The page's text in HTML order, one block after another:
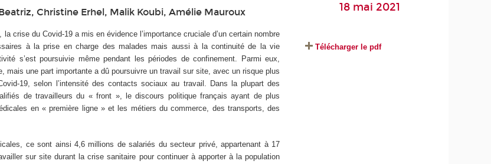
Christine Erhel, Malik Koubi, Amélie Mauroux
crise du Covid-19 a mis en évidence l’importance cruciale d’un certain nombre
à la prise en charge des malades mais aussi à la continuité de la vie
s’est poursuivie même pendant les périodes de confinement. Parmi eux,
mais une part importante a dû poursuivre un travail sur site, avec un risque plus
19, selon l’intensité des contacts sociaux au travail. Dans la plupart des
de travailleurs du « front », le discours politique français ayant de plus
en « première ligne » et les métiers du commerce, des transports, des
ce sont ainsi 4,6 millions de salariés du secteur privé, appartenant à 17
sur site durant la crise sanitaire pour continuer à apporter à la population
18 mai 2021
Télécharger le pdf